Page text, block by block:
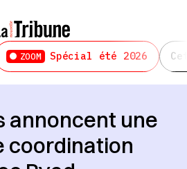
ZOOM Spécial été 2026
annoncent une
coordination